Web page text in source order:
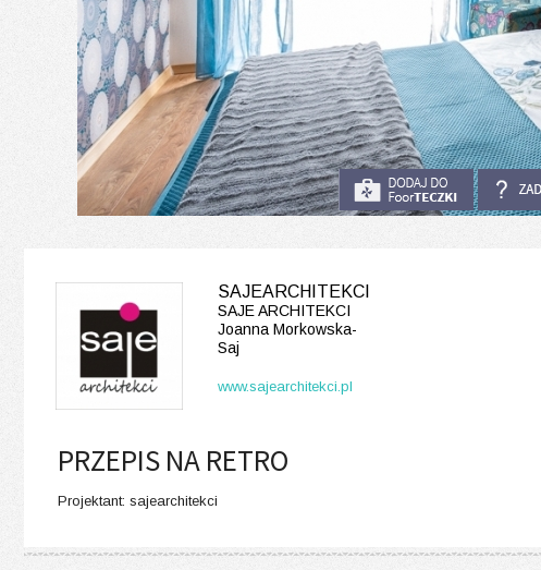
SAJEARCHITEKCI
SAJE ARCHITEKCI
Joanna Morkowska-
Saj
www.sajearchitekci.pl
PRZEPIS NA RETRO
Projektant: sajearchitekci